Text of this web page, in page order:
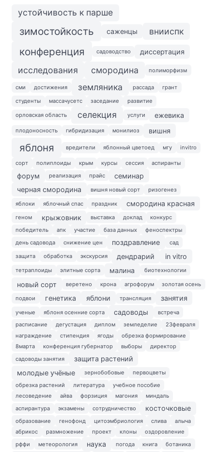
устойчивость к парше
зимостойкость саженцы внииспк
конференция садоводство диссертация
исследования смородина полиморфизм
сми достижения земляника рассада грант
студенты массачусетс заседание развитие
орловская область селекция услуги ежевика
плодоносность гибридизация монилиоз вишня
яблоня вредители яблонный цветоед мгу invitro
сорт полиплоиды крым курсы сессия аспиранты
форум реализация прайс
семинар
черная смородина
вишня новый сорт ризогенез
яблоки яблочный спас праздник смородина красная
геном крыжовник выставка доклад
конкурс
победитель
апк участие база данных
феноспектры
день садовода
снижение цен поздравление сад
защита обработка экскурсия дендрарий in vitro
тетраплоиды элитные сорта малина биотехнологии
новый сорт веретено крона агрофорум золотая осень
подвои генетика яблони трансляция занятия
ученые яблоня осенние сорта садоводы
встреча
расписание
дегустация диплом земледелие
23февраля
награждение
стипендия ягоды
обрезка формирование
8марта
конференция губернатор выборы
директор
садоводы занятия
защита растений
молодые учёные
зернобобовые
первоцветы
обрезка растений
литература
учебное пособие
лесоведение
айва форзиция магония
миндаль
аспирантура
экзамены сотрудничество косточковые
образование генофонд цитоэмбриология слива
алыча
абрикос
размножение проект клоны
оздоровление
рффи
метеорология наука погода книга
ботаника